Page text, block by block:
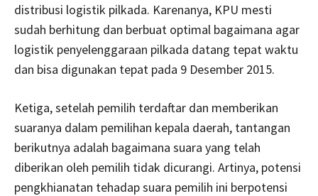
distribusi logistik pilkada. Karenanya, KPU mesti
sudah berhitung dan berbuat optimal bagaimana agar
logistik penyelenggaraan pilkada datang tepat waktu
dan bisa digunakan tepat pada 9 Desember 2015.
Ketiga, setelah pemilih terdaftar dan memberikan
suaranya dalam pemilihan kepala daerah, tantangan
berikutnya adalah bagaimana suara yang telah
diberikan oleh pemilih tidak dicurangi. Artinya, potensi
pengkhianatan tehadap suara pemilih ini berpotensi